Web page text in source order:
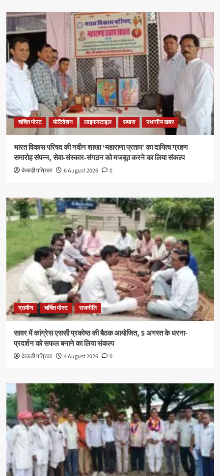
चर्चित पोस्ट मोटिवेशन लाइफस्टाइल समाज स्थानीय खबर
भारत विकास परिषद की नवीन शाखा ‘महाराणा प्रताप’ का दायित्व ग्रहण
समारोह संपन्न, सेवा-संस्कार-संगठन को मजबूत करने का लिया संकल्प
केकड़ी पत्रिका 6 August 2026 0
ग्रामीण चर्चित पोस्ट राजनीति
सावर में कांग्रेस एससी प्रकोष्ठ की बैठक आयोजित, 5 अगस्त के धरना-
प्रदर्शन को सफल बनाने का लिया संकल्प
केकड़ी पत्रिका 4 August 2026 0